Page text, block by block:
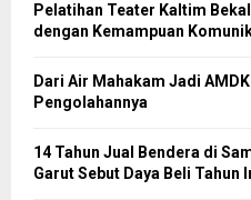
Pelatihan Teater Kaltim
dengan Kemampuan
Dari Air Mahakam Jadi
Pengolahannya
14 Tahun Jual Bendera di
Garut Sebut Daya Beli Tahun